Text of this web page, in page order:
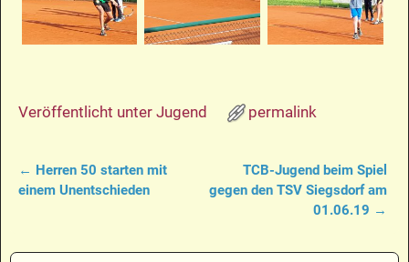
Veröffentlicht unter Jugend permalink
Artikelnavigation
← Herren 50 starten mit
einem Unentschieden
TCB-Jugend beim Spiel
gegen den TSV Siegsdorf am
01.06.19 →